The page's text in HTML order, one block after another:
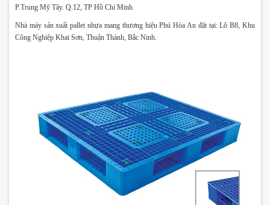
P.Trung Mỹ Tây. Q.12, TP Hồ Chí Minh
Nhà máy sản xuất pallet nhựa mang thương hiệu Phú Hòa An đặt tại: Lô B8, Khu
Công Nghiệp Khai Sơn, Thuận Thành, Bắc Ninh.